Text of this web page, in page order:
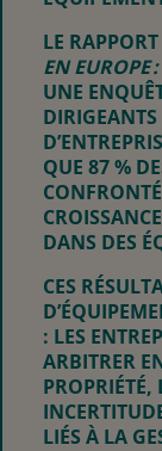
LE RAPPORT
EN EUROPE
UNE
DIRIGEANTS
QUE 87 %
DANS DES
CES
: LES
ARBITRER
PROPRIÉTÉ,
LIÉS À LA